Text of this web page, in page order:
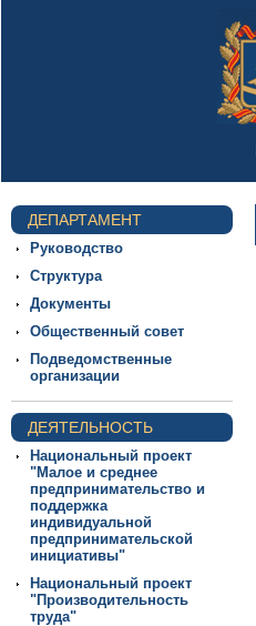
ДЕПАРТАМЕНТ
Руководство
Структура
Документы
Общественный совет
Подведомственные
организации
ДЕЯТЕЛЬНОСТЬ
Национальный проект
"Малое и среднее
предпринимательство и
поддержка
индивидуальной
предпринимательской
инициативы"
Национальный проект
"Производительность
труда"